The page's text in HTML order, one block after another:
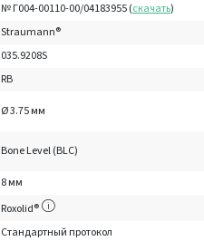
№ Г004-00110-00/04183955 (скачать)
Straumann®
035.9208S
RB
Ø 3.75 мм
Bone Level (BLC)
8 мм
Roxolid®
Стандартный протокол